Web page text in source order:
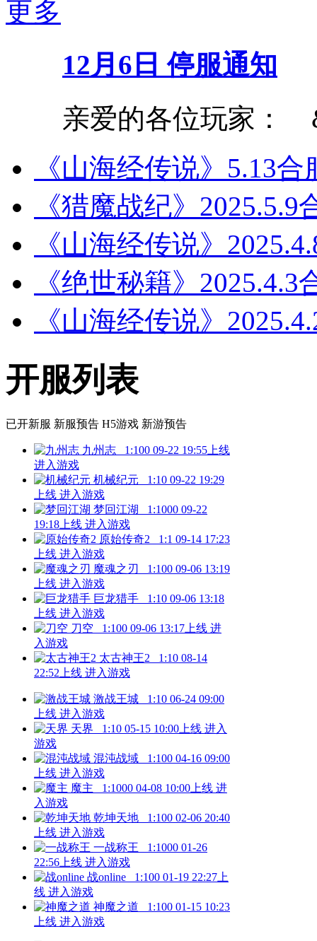
更多
12月6日 停服通知
亲爱的各位玩家：
《山海经传说》5.13合
《猎魔战纪》2025.5.9
《山海经传说》
《绝世秘籍》
《山海经传说》
开服列表
已开新服 新服预告 H5游戏 新游预告
九州志 1:100 09-22 19:55上线
进入游戏
机械纪元
1:10 09-22 19:29
上线 进入游戏
梦回江湖
1:1000 09-22
19:18上线 进入游戏
原始传奇2
1:1 09-14 17:23
上线 进入游戏
魔魂之刃
1:100 09-06 13:19
上线 进入游戏
巨龙猎手
1:10 09-06 13:18
上线 进入游戏
刀空
1:100 09-06 13:17上线 进
入游戏
太古神王2
1:10 08-14
22:52上线 进入游戏
激战王城 1:10 06-24 09:00
上线 进入游戏
天界
1:10 05-15 10:00上线 进入
游戏
混沌战域
1:100 04-16 09:00
上线 进入游戏
魔主
1:1000 04-08 10:00上线 进
入游戏
乾坤天地
1:100 02-06 20:40
上线 进入游戏
一战称王
1:1000 01-26
22:56上线 进入游戏
战online
1:100 01-19 22:27上
线 进入游戏
神魔之道
1:100 01-15 10:23
上线 进入游戏